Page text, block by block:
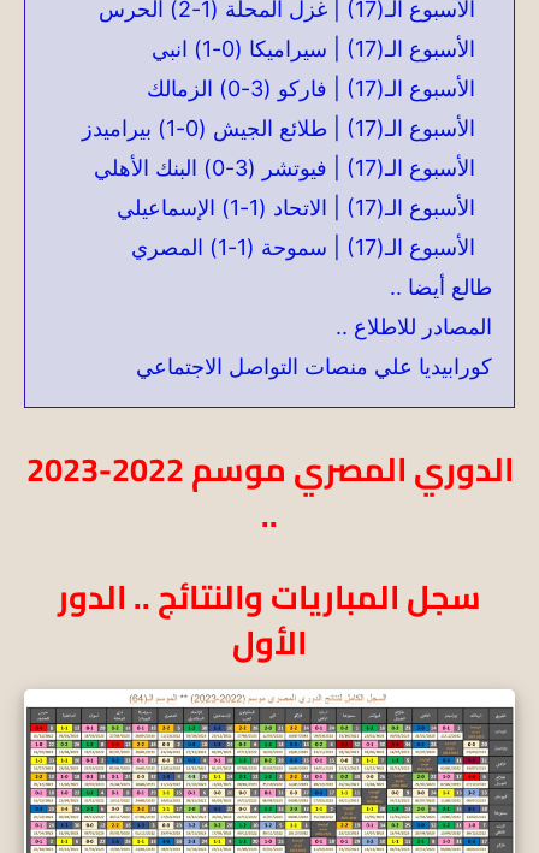
الأسبوع الـ(17) | غزل المحلة (1-2) الحرس
الأسبوع الـ(17) | سيراميكا (0-1) انبي
الأسبوع الـ(17) | فاركو (3-0) الزمالك
الأسبوع الـ(17) | طلائع الجيش (0-1) بيراميدز
الأسبوع الـ(17) | فيوتشر (3-0) البنك الأهلي
الأسبوع الـ(17) | الاتحاد (1-1) الإسماعيلي
الأسبوع الـ(17) | سموحة (1-1) المصري
طالع أيضا ..
المصادر للاطلاع ..
كورابيديا علي منصات التواصل الاجتماعي
الدوري المصري موسم 2022-2023
..
سجل المباريات والنتائج ..الدور
الأول